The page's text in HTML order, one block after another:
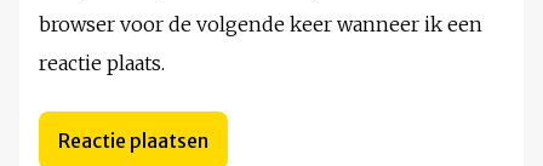
browser voor de volgende keer wanneer ik een
reactie plaats.